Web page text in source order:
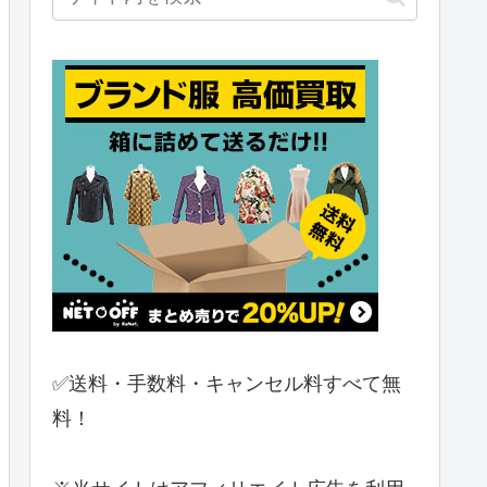
✅送料・手数料・キャンセル料すべて無
料！